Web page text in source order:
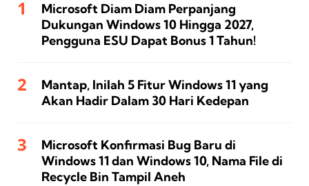
Microsoft Diam Diam Perpanjang
Dukungan Windows 10 Hingga 2027,
Pengguna ESU Dapat Bonus 1 Tahun!
Mantap, Inilah 5 Fitur Windows 11 yang
Akan Hadir Dalam 30 Hari Kedepan
Microsoft Konfirmasi Bug Baru di
Windows 11 dan Windows 10, Nama File di
Recycle Bin Tampil Aneh